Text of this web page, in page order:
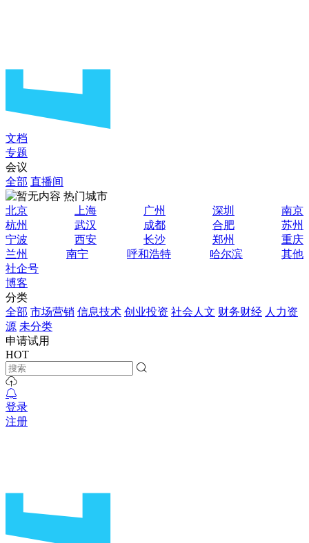
文档
专题
会议
全部 直播间
热门城市
北京
上海 广州 深圳
南京
杭州
武汉 成都 合肥
苏州
宁波
西安 长沙 郑州
重庆
兰州
南宁 呼和浩特 哈尔滨
其他
社企号
博客
分类
全部 市场营销 信息技术 创业投资 社会人文 财务财经 人力资
源 未分类
申请试用
HOT
登录
注册